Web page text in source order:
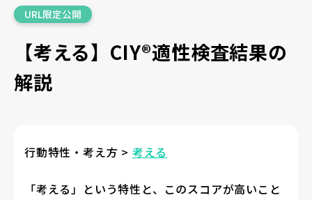
URL限定公開
【考える】CIY®適性検査結果の
解説
行動特性・考え方 > 考える
「考える」という特性と、このスコアが高いこと